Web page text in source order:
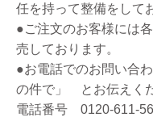
任を持って整備をして
●ご注文のお客様には
売しております。
●お電話でのお問い合
の件で」 とお伝えく
電話番号 0120-611-